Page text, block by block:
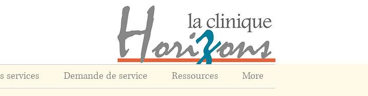
services Demande de service Ressources More